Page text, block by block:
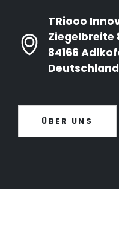
TRiooo
Ziegelbreite
84166
Deutschland
ÜBER UNS